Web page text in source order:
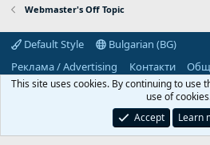
Webmaster's Off Topic
Default Style
Bulgarian (BG)
Реклама / Advertising
Контакти
Декларация за поверителност
Predpriemach.com © 2006-2026. Hosting by:
This site uses cookies. By continuing to use
use of
Accept
Learn